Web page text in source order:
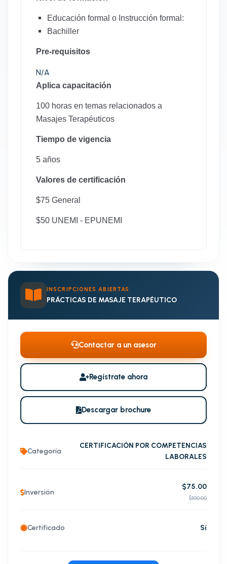
Educación formal o Instrucción formal:
Bachiller
Pre-requisitos
N/A
Aplica capacitación
100 horas en temas relacionados a
Masajes Terapéuticos
Tiempo de vigencia
5 años
Valores de certificación
$75 General
$50 UNEMI - EPUNEMI
INSCRIPCIONES ABIERTAS
PRÁCTICAS DE MASAJE TERAPÉUTICO
Contactar a un asesor
Regístrate ahora
Descargar brochure
Categoría
CERTIFICACIÓN POR COMPETENCIAS
LABORALES
Inversión
$75.00
$100.00
Certificado Sí